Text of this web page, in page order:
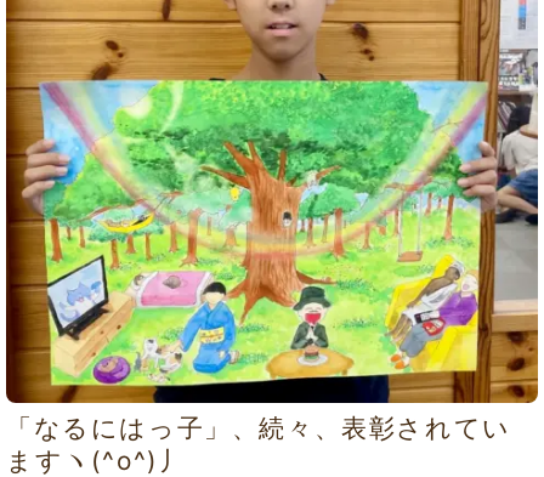
「なるにはっ子」、続々、表彰されてい
ますヽ(^o^)丿